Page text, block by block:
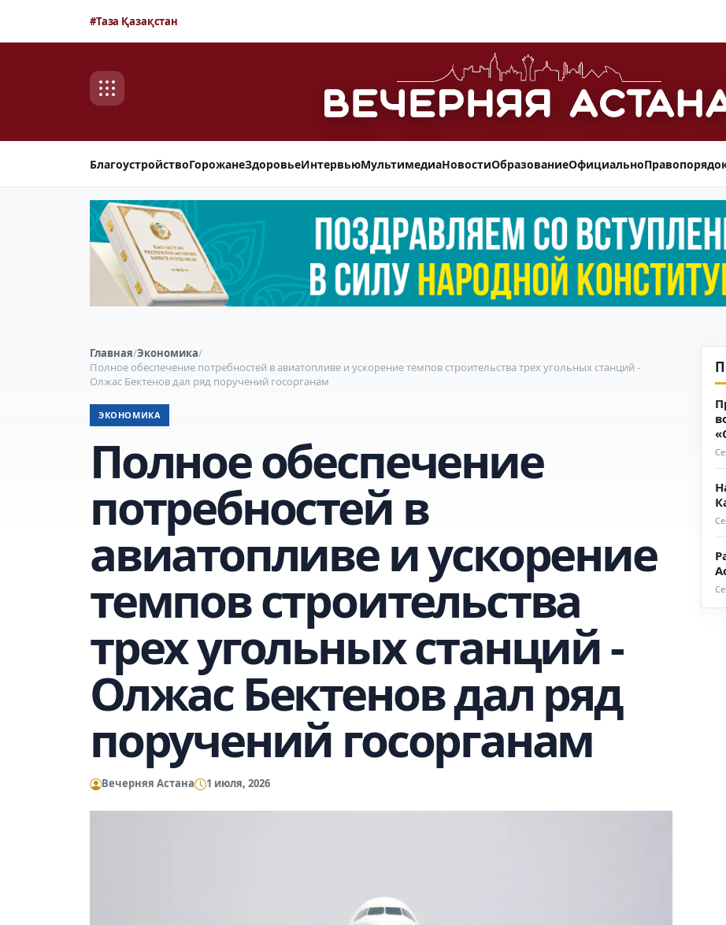
#Таза Қазақстан
БлагоустройствоГорожанеЗдоровьеИнтервьюМультимедиаНовостиОбразованиеОфициально
Главная/Экономика/
Полное обеспечение потребностей в авиатопливе и ускорение темпов строительства трех угольных станций -
Олжас Бектенов дал ряд поручений госорганам
ЭКОНОМИКА
Полное обеспечение
потребностей в
авиатопливе и ускорение
темпов строительства
трех угольных станций -
Олжас Бектенов дал ряд
поручений госорганам
Вечерняя Астана 1 июля, 2026